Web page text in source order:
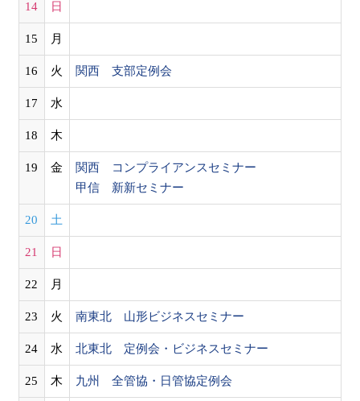
14 日
15 月
16 火 関西 支部定例会
17 水
18 木
19 金
関西 コンプライアンスセミナー
甲信 新新セミナー
20 土
21 日
22 月
23 火 南東北 山形ビジネスセミナー
24 水 北東北 定例会・ビジネスセミナー
25 木 九州 全管協・日管協定例会